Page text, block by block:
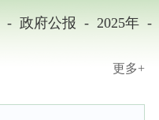
- 政府公报 - 2025年 -
更多+